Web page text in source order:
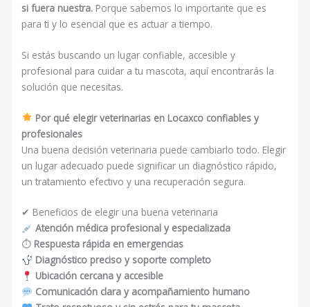
si fuera nuestra. Porque sabemos lo importante que es
para ti y lo esencial que es actuar a tiempo.
Si estás buscando un lugar confiable, accesible y
profesional para cuidar a tu mascota, aquí encontrarás la
solución que necesitas.
Por qué elegir veterinarias en Locaxco confiables y
profesionales
Una buena decisión veterinaria puede cambiarlo todo. Elegir
un lugar adecuado puede significar un diagnóstico rápido,
un tratamiento efectivo y una recuperación segura.
✔ Beneficios de elegir una buena veterinaria
Atención médica profesional y especializada
⏱ Respuesta rápida en emergencias
Diagnóstico preciso y soporte completo
Ubicación cercana y accesible
Comunicación clara y acompañamiento humano